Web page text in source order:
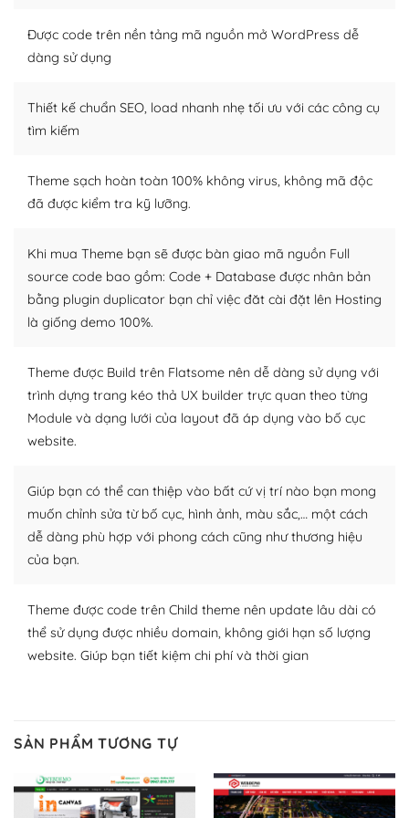
Nếu bạn có các kỹ thuật cơ bản với một theme được
thiết kế tốt, bạn có thể tự sửa đổi. Nếu không bạn có thể
Dễ dàng tùy chỉnh trên WordPress
WordPress là nơi lưu trữ cho một diễn đàn cộng đồng
khổng lồ được kiểm duyệt bởi các nhân viên và những
Nếu bạn gặp khó khăn, bạn có thể lên mạng và tìm
kiếm những cộng đồng WordPress, họ sẽ giúp bạn trả
lời, giải đáp vấn đề của bạn.
– Đa dạng plugin và themes
Plugin mở rộng là thành phần cài đặt thêm vào
WordPress để tăng thêm các tính năng cần thiết. Có
Nhờ lượng người dùng đông đảo, thư viện themes và
plugin của WordPress rất phong phú. Bạn có thể thỏa
thích chọn lựa plugin và themes phù hợp cho mục đích
WordPress đa dạng plugin và themes
– Dễ sử dụng
toàn bộ web.
Và bạn có toàn quyền tự do khi quyết định nơi lưu trữ
trang web WordPress của bạn.
Được code trên nền tảng mã nguồn mở WordPress dễ
dàng sử dụng
Thiết kế chuẩn SEO, load nhanh nhẹ tối ưu với các công cụ
tìm kiếm
Theme sạch hoàn toàn 100% không virus, không mã độc
đã được kiểm tra kỹ lưỡng.
Khi mua Theme bạn sẽ được bàn giao mã nguồn Full
source code bao gồm: Code + Database được nhân bản
bằng plugin duplicator bạn chỉ việc đăt cài đặt lên Hosting
là giống demo 100%.
Theme được Build trên Flatsome nên dễ dàng sử dụng với
trình dựng trang kéo thả UX builder trực quan theo từng
Module và dạng lưới của layout đã áp dụng vào bố cục
website.
Giúp bạn có thể can thiệp vào bất cứ vị trí nào bạn mong
muốn chỉnh sửa từ bố cục, hình ảnh, màu sắc,… một cách
dễ dàng phù hợp với phong cách cũng như thương hiệu
của bạn.
Theme được code trên Child theme nên update lâu dài có
thể sử dụng được nhiều domain, không giới hạn số lượng
website. Giúp bạn tiết kiệm chi phí và thời gian
SẢN PHẨM TƯƠNG TỰ